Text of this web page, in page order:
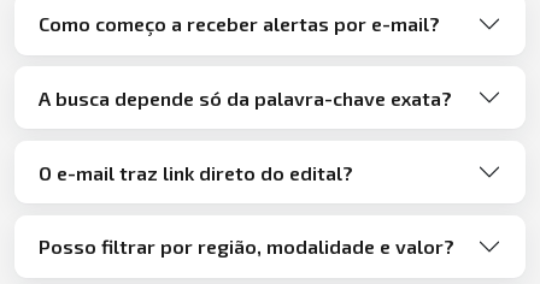
Como começo a receber alertas por e-mail?
A busca depende só da palavra-chave exata?
O e-mail traz link direto do edital?
Posso filtrar por região, modalidade e valor?